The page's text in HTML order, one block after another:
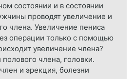
состоянии и в состоянии
проводят увеличение и
члена. Увеличение пениса
операции только с помощью
увеличение члена?
члена, головки.
и эрекция, болезни